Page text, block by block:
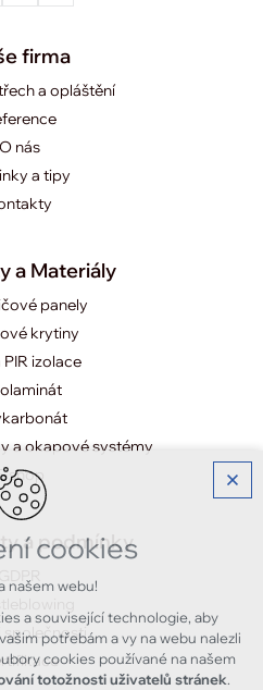
firma
a opláštění
O nás
a tipy
a Materiály
panely
krytiny
PIR izolace
a okapové systémy
E-shop
a podmínky
GDPR
společnosti
cookies
našem webu!
a související technologie, aby
potřebám a vy na webu nalezli
cookies používané na našem
totožnosti uživatelů stránek.